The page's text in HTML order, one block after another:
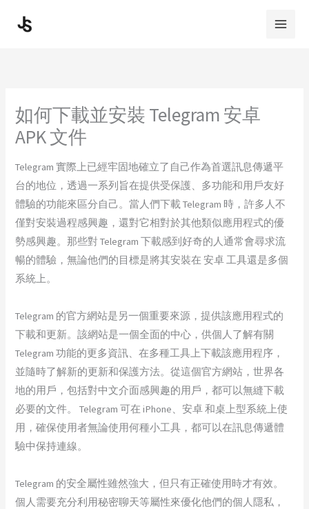
如何下載並安裝 Telegram 安卓
APK 文件
Telegram 實際上已經牢固地確立了自己作為首選訊息傳遞平
台的地位，透過一系列旨在提供受保護、多功能和用戶友好
體驗的功能來區分自己。當人們下載 Telegram 時，許多人不
僅對安裝過程感興趣，還對它相對於其他類似應用程式的優
勢感興趣。那些對 Telegram 下載感到好奇的人通常會尋求流
暢的體驗，無論他們的目標是將其安裝在 安卓 工具還是多個
系統上。
Telegram 的官方網站是另一個重要來源，提供該應用程式的
下載和更新。該網站是一個全面的中心，供個人了解有關
Telegram 功能的更多資訊、在多種工具上下載該應用程序，
並隨時了解新的更新和保護方法。從這個官方網站，世界各
地的用戶，包括對中文介面感興趣的用戶，都可以無縫下載
必要的文件。 Telegram 可在 iPhone、安卓 和桌上型系統上使
用，確保使用者無論使用何種小工具，都可以在訊息傳遞體
驗中保持連線。
Telegram 的安全屬性雖然強大，但只有正確使用時才有效。
個人需要充分利用秘密聊天等屬性來優化他們的個人隱私，